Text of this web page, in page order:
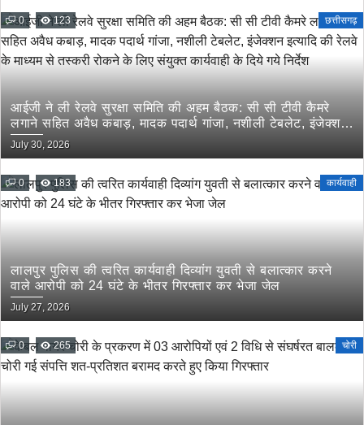
0 123 छत्तीसगढ़
आईजी ने ली रेलवे सुरक्षा समिति की अहम बैठक: सी सी टीवी कैमरे
लगाने सहित अवैध कबाड़, मादक पदार्थ गांजा, नशीली टेबलेट, इंजेक्शन
इत्यादि की रेलवे के माध्यम से तस्करी रोकने के लिए संयुक्त कार्यवाही
के दिये गये निर्देश
July 30, 2026
0 183 कार्यवाही
लालपुर पुलिस की त्वरित कार्यवाही दिव्यांग युवती से बलात्कार करने
वाले आरोपी को 24 घंटे के भीतर गिरफ्तार कर भेजा जेल
July 27, 2026
0 265 चोरी